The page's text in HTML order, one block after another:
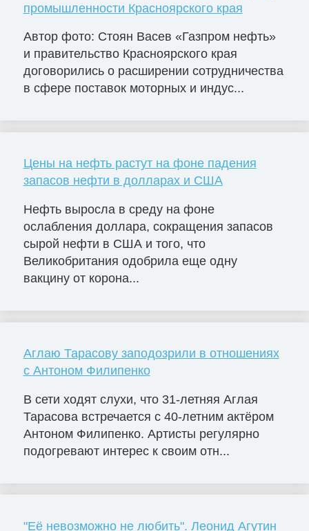
промышленности Красноярского края
Автор фото: Стоян Васев «Газпром нефть»
и правительство Красноярского края
договорились о расширении сотрудничества
в сфере поставок моторных и индус...
Цены на нефть растут на фоне падения
запасов нефти в долларах и США
Нефть выросла в среду на фоне
ослабления доллара, сокращения запасов
сырой нефти в США и того, что
Великобритания одобрила еще одну
вакцину от корона...
Аглаю Тарасову заподозрили в отношениях
с Антоном Филипенко
В сети ходят слухи, что 31-летняя Аглая
Тарасова встречается с 40-летним актёром
Антоном Филипенко. Артисты регулярно
подогревают интерес к своим отн...
"Её невозможно не любить". Леонид Агутин